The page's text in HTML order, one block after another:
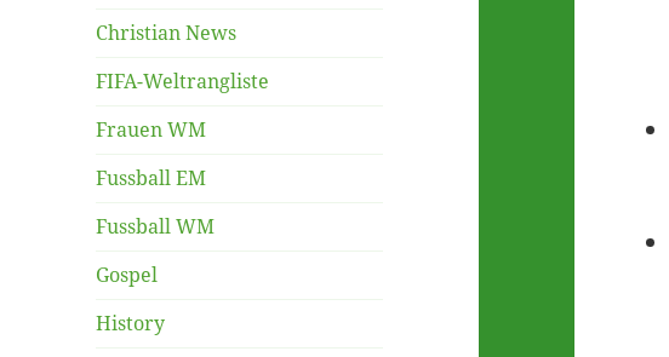
Christian News
FIFA-Weltrangliste
Frauen WM
Fussball EM
Fussball WM
Gospel
History